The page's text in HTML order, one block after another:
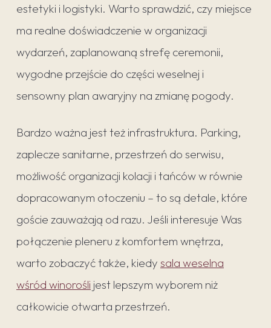
estetyki i logistyki. Warto sprawdzić, czy miejsce
ma realne doświadczenie w organizacji
wydarzeń, zaplanowaną strefę ceremonii,
wygodne przejście do części weselnej i
sensowny plan awaryjny na zmianę pogody.
Bardzo ważna jest też infrastruktura. Parking,
zaplecze sanitarne, przestrzeń do serwisu,
możliwość organizacji kolacji i tańców w równie
dopracowanym otoczeniu – to są detale, które
goście zauważają od razu. Jeśli interesuje Was
połączenie pleneru z komfortem wnętrza,
warto zobaczyć także, kiedy sala weselna
wśród winorośli jest lepszym wyborem niż
całkowicie otwarta przestrzeń.